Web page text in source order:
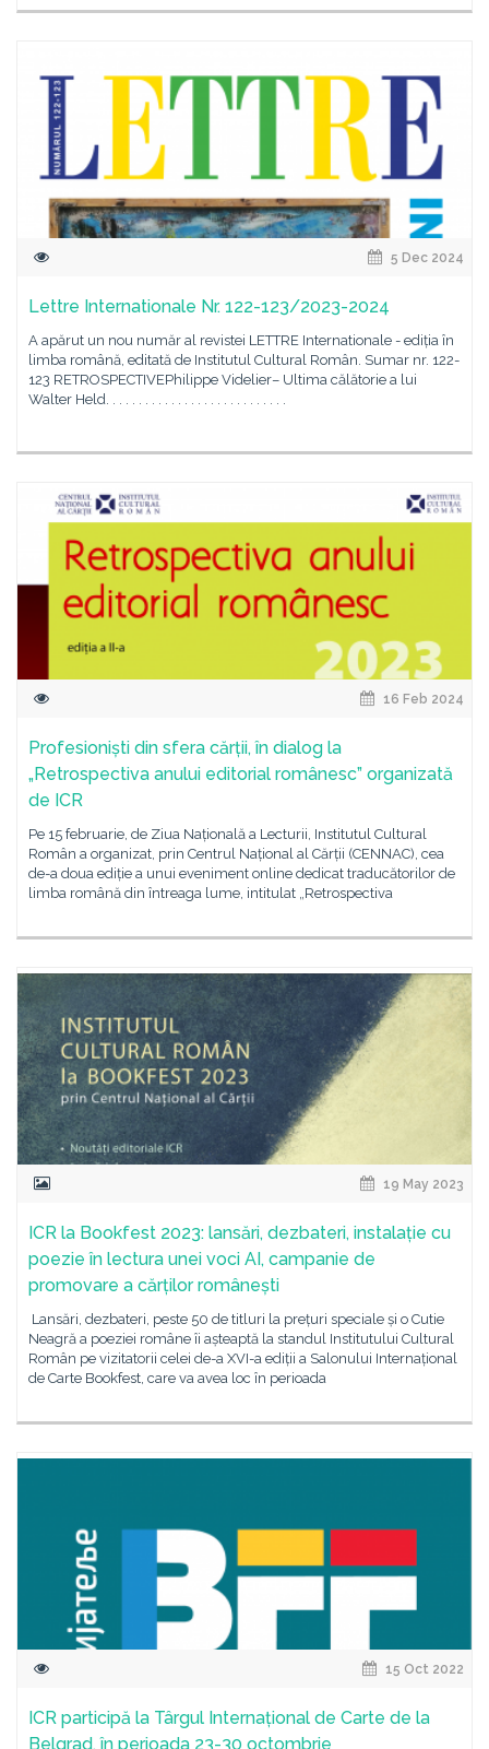
5 Dec 2024
Lettre Internationale Nr. 122-123/2023-2024
A apărut un nou număr al revistei LETTRE Internationale - ediția în
limba română, editată de Institutul Cultural Român. Sumar nr. 122-
123 RETROSPECTIVEPhilippe Videlier– Ultima călătorie a lui
Walter Held. . . . . . . . . . . . . . . . . . . . . . . . . . . .
16 Feb 2024
Profesioniști din sfera cărții, în dialog la
„Retrospectiva anului editorial românesc” organizată
de ICR
Pe 15 februarie, de Ziua Națională a Lecturii, Institutul Cultural
Român a organizat, prin Centrul Național al Cărții (CENNAC), cea
de-a doua ediție a unui eveniment online dedicat traducătorilor de
limba română din întreaga lume, intitulat „Retrospectiva
19 May 2023
ICR la Bookfest 2023: lansări, dezbateri, instalație cu
poezie în lectura unei voci AI, campanie de
promovare a cărților românești
Lansări, dezbateri, peste 50 de titluri la prețuri speciale și o Cutie
Neagră a poeziei române îi așteaptă la standul Institutului Cultural
Român pe vizitatorii celei de-a XVI-a ediții a Salonului Internațional
de Carte Bookfest, care va avea loc în perioada
15 Oct 2022
ICR participă la Târgul Internațional de Carte de la
Belgrad, în perioada 23-30 octombrie